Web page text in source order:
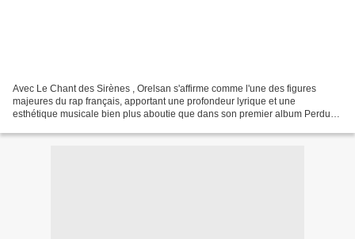
Avec Le Chant des Sirènes , Orelsan s'affirme comme l'une des figures
majeures du rap français, apportant une profondeur lyrique et une
esthétique musicale bien plus aboutie que dans son premier album Perdu